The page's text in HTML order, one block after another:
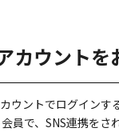
カウントを
ウントでログインす
員で、SNS連携を